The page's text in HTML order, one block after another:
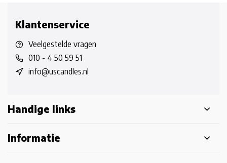
Klantenservice
Veelgestelde vragen
010 - 4 50 59 51
info@uscandles.nl
Handige links
Informatie